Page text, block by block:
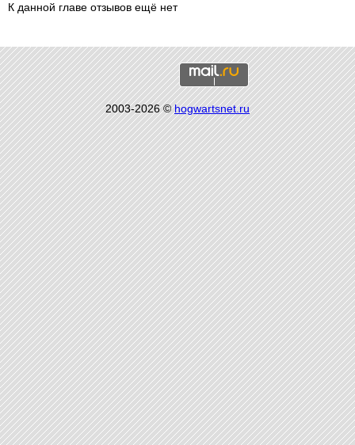
К данной главе отзывов ещё нет
2003-2026 ©hogwartsnet.ru